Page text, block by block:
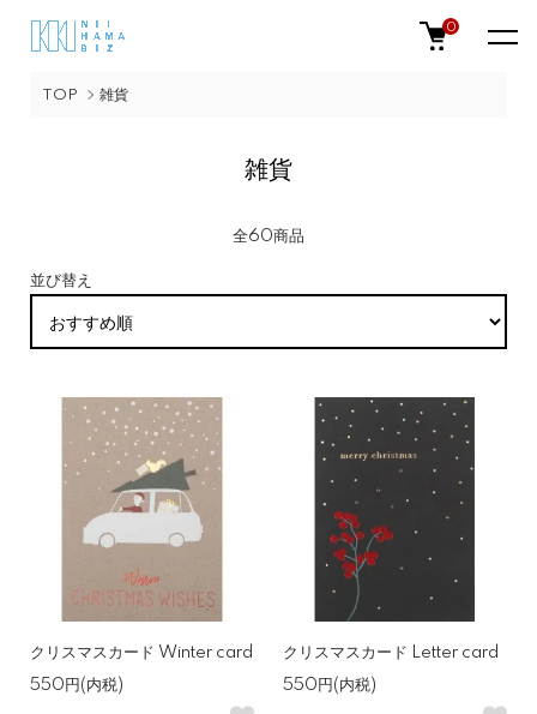
0
TOP 雑貨
雑貨
全60商品
並び替え
クリスマスカード Winter card
550円(内税)
クリスマスカード Letter card
550円(内税)